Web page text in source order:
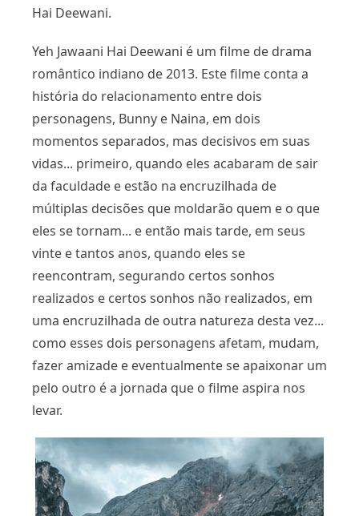
Hai Deewani.
Yeh Jawaani Hai Deewani é um filme de drama
romântico indiano de 2013. Este filme conta a
história do relacionamento entre dois
personagens, Bunny e Naina, em dois
momentos separados, mas decisivos em suas
vidas... primeiro, quando eles acabaram de sair
da faculdade e estão na encruzilhada de
múltiplas decisões que moldarão quem e o que
eles se tornam... e então mais tarde, em seus
vinte e tantos anos, quando eles se
reencontram, segurando certos sonhos
realizados e certos sonhos não realizados, em
uma encruzilhada de outra natureza desta vez...
como esses dois personagens afetam, mudam,
fazer amizade e eventualmente se apaixonar um
pelo outro é a jornada que o filme aspira nos
levar.